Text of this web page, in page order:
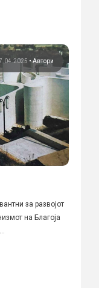
•Автори
за развојот
на Благоја